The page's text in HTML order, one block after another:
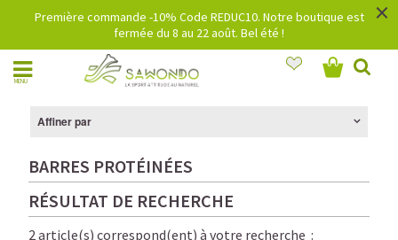
Première commande -10% Code REDUC10. Notre boutique est
fermée du 8 au 22 août. Bel été !
×
MENU
Affiner par
BARRES PROTÉINÉES
RÉSULTAT DE RECHERCHE
2 article(s) correspond(ent) à votre recherche :